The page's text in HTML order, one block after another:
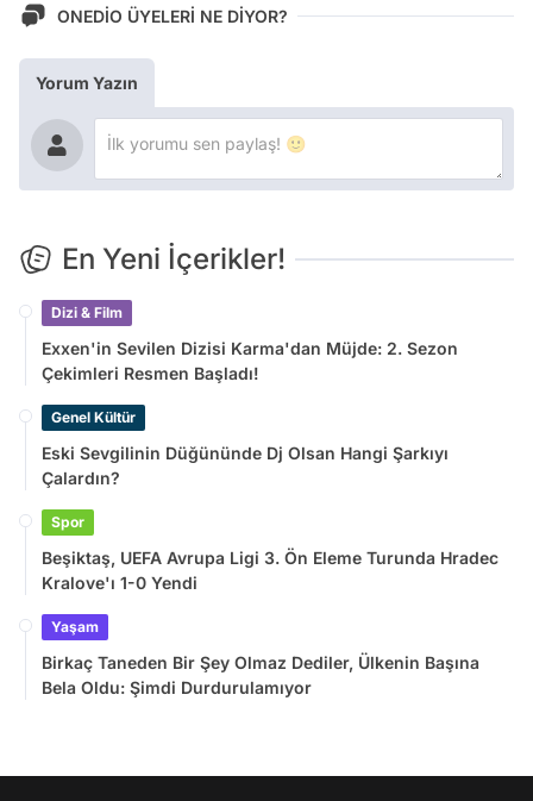
ONEDİO ÜYELERİ NE DİYOR?
Yorum Yazın
En Yeni İçerikler!
Dizi & Film
Exxen'in Sevilen Dizisi Karma'dan Müjde: 2. Sezon
Çekimleri Resmen Başladı!
Genel Kültür
Eski Sevgilinin Düğününde Dj Olsan Hangi Şarkıyı
Çalardın?
Spor
Beşiktaş, UEFA Avrupa Ligi 3. Ön Eleme Turunda Hradec
Kralove'ı 1-0 Yendi
Yaşam
Birkaç Taneden Bir Şey Olmaz Dediler, Ülkenin Başına
Bela Oldu: Şimdi Durdurulamıyor